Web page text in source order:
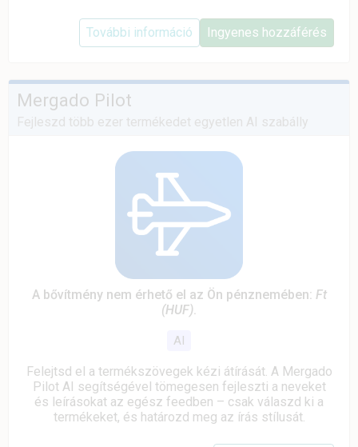
További információ Ingyenes hozzáférés
Mergado Pilot
Fejleszd több ezer termékedet egyetlen AI szabálly
A bővítmény nem érhető el az Ön pénznemében: Ft
(HUF).
AI
Felejtsd el a termékszövegek kézi átírását. A Mergado
Pilot AI segítségével tömegesen fejleszti a neveket
és leírásokat az egész feedben – csak válaszd ki a
termékeket, és határozd meg az írás stílusát.